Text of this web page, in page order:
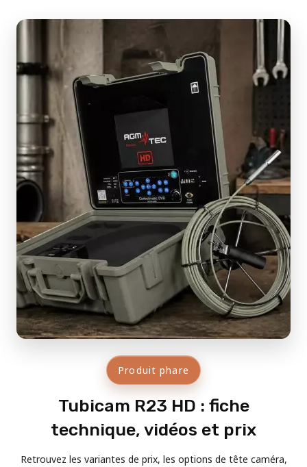
Produit phare
Tubicam R23 HD : fiche
technique, vidéos et prix
Retrouvez les variantes de prix, les options de tête caméra,